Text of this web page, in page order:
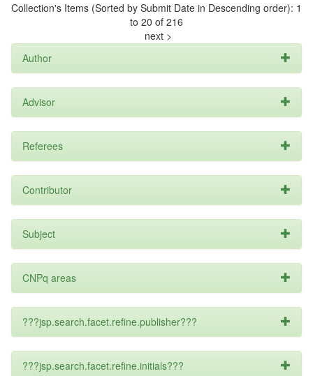
Collection's Items (Sorted by Submit Date in Descending order): 1
to 20 of 216
next >
Author
Advisor
Referees
Contributor
Subject
CNPq areas
???jsp.search.facet.refine.publisher???
???jsp.search.facet.refine.initials???